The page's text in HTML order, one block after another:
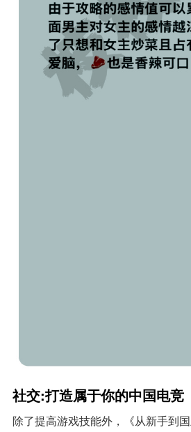
社交:打造属于你的中国电竞
除了提高游戏技能外，《从新手到